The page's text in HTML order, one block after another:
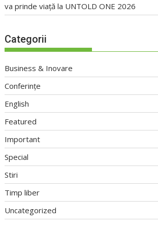
va prinde viață la UNTOLD ONE 2026
Categorii
Business & Inovare
Conferințe
English
Featured
Important
Special
Stiri
Timp liber
Uncategorized